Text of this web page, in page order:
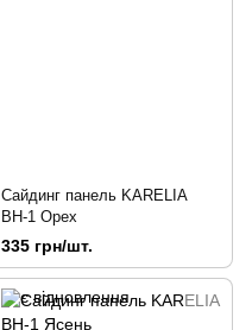
Сайдинг панель KARELIA
ВН-1 Орех
335 грн/шт.